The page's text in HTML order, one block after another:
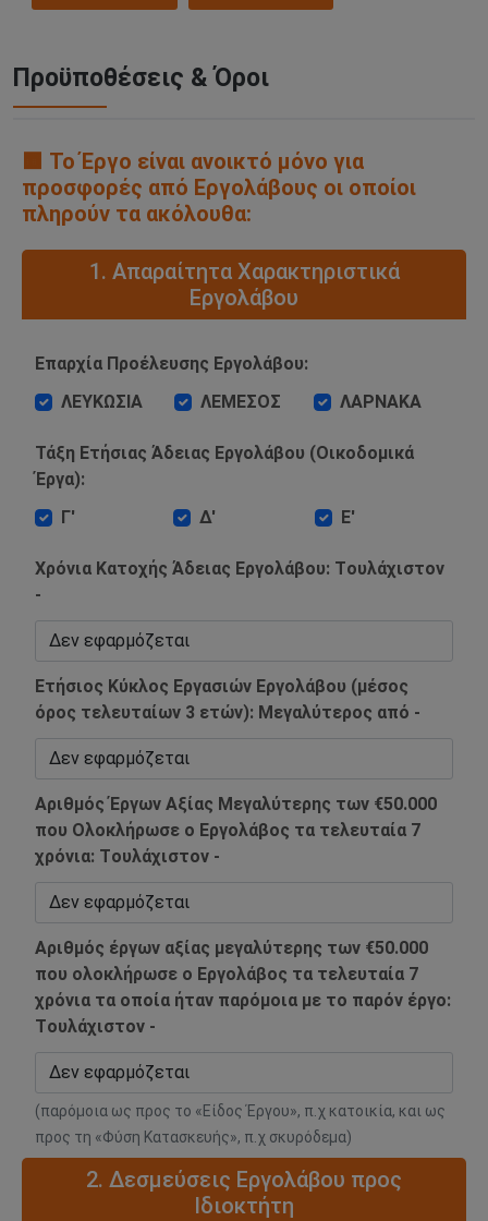
Προϋποθέσεις & Όροι
🟧 Το Έργο είναι ανοικτό μόνο για
προσφορές από Εργολάβους οι οποίοι
πληρούν τα ακόλουθα:
1. Απαραίτητα Χαρακτηριστικά
Εργολάβου
Επαρχία Προέλευσης Εργολάβου:
ΛΕΥΚΩΣΙΑ
ΛΕΜΕΣΟΣ ΛΑΡΝΑΚΑ
Τάξη Ετήσιας Άδειας Εργολάβου (Οικοδομικά
Έργα):
Γ'
Δ' Ε'
Χρόνια Κατοχής Άδειας Εργολάβου: Tουλάχιστον
-
Ετήσιος Κύκλος Εργασιών Εργολάβου (μέσος
όρος τελευταίων 3 ετών): Mεγαλύτερος από -
Αριθμός Έργων Αξίας Μεγαλύτερης των €50.000
που Ολοκλήρωσε ο Εργολάβος τα τελευταία 7
χρόνια: Tουλάχιστον -
Αριθμός έργων αξίας μεγαλύτερης των €50.000
που ολοκλήρωσε ο Εργολάβος τα τελευταία 7
χρόνια τα οποία ήταν παρόμοια με το παρόν έργο:
Tουλάχιστον -
(παρόμοια ως προς το «Είδος Έργου», π.χ κατοικία, και ως
προς τη «Φύση Κατασκευής», π.χ σκυρόδεμα)
2. Δεσμεύσεις Εργολάβου προς
Ιδιοκτήτη